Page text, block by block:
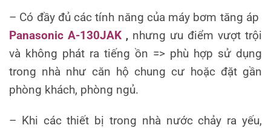
– Có đầy đủ các tính năng của máy bơm tăng áp
Panasonic A-130JAK , nhưng ưu điểm vượt trội
và không phát ra tiếng ồn => phù hợp sử dụng
trong nhà như căn hộ chung cư hoặc đặt gần
phòng khách, phòng ngủ.
– Khi các thiết bị trong nhà nước chảy ra yếu,